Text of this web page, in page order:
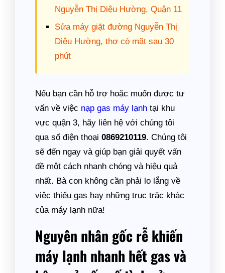
Nguyễn Thị Diệu Hường, Quận 11
Sửa máy giặt đường Nguyễn Thị
Diệu Hường, thợ có mặt sau 30
phút
Nếu bạn cần hỗ trợ hoặc muốn được tư
vấn về việc nạp gas máy lạnh tại khu
vực quận 3, hãy liên hệ với chúng tôi
qua số điện thoại 0869210119. Chúng tôi
sẽ đến ngay và giúp bạn giải quyết vấn
đề một cách nhanh chóng và hiệu quả
nhất. Bà con không cần phải lo lắng về
việc thiếu gas hay những trục trặc khác
của máy lạnh nữa!
Nguyên nhân gốc rễ khiến
máy lạnh nhanh hết gas và